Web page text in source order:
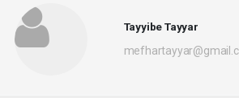
Tayyibe Tayyar